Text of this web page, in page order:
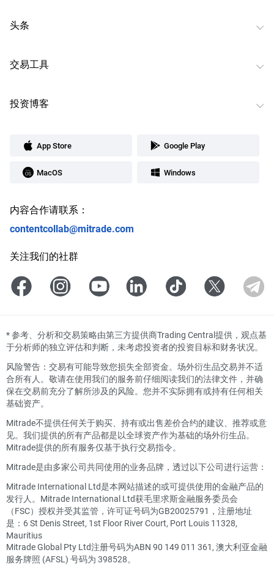
头条
交易工具
投资博客
App Store Google Play
MacOS Windows
内容合作请联系：
contentcollab@mitrade.com
关注我们的社群
*参考、分析和交易策略由第三方提供商Trading Central提供，观点基
于分析师的独立评估和判断，未考虑投资者的投资目标和财务状况。
风险警告：交易有可能导致您损失全部资金。场外衍生品交易并不适
合所有人。敬请在使用我们的服务前仔细阅读我们的法律文件，并确
保在交易前充分了解所涉及的风险。您并不实际拥有或持有任何相关
基础资产。
Mitrade不提供任何关于购买、持有或出售差价合约的建议、推荐或意
见。我们提供的所有产品都是以全球资产作为基础的场外衍生品。
Mitrade提供的所有服务仅基于执行交易指令。
Mitrade是由多家公司共同使用的业务品牌，透过以下公司进行运营：
Mitrade International Ltd是本网站描述的或可提供使用的金融产品的
发行人。Mitrade International Ltd获毛里求斯金融服务委员会
（FSC）授权并受其监管，许可证号码为GB20025791，注册地址
是：6 St Denis Street, 1st Floor River Court, Port Louis 11328,
Mauritius
Mitrade Global Pty Ltd注册号码为ABN 90 149 011 361, 澳大利亚金融
服务牌照 (AFSL) 号码为 398528。